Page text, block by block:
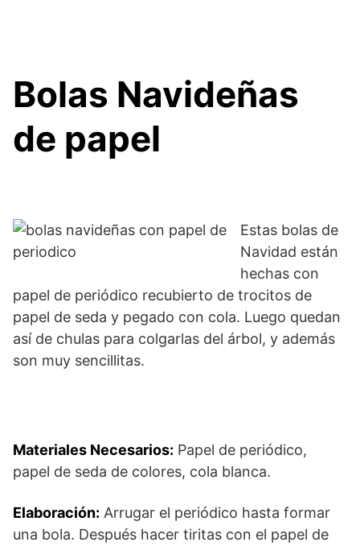
Bolas Navideñas
de papel
Estas bolas de
Navidad están
hechas con
papel de periódico recubierto de trocitos de
papel de seda y pegado con cola. Luego quedan
así de chulas para colgarlas del árbol, y además
son muy sencillitas.
Materiales Necesarios: Papel de periódico,
papel de seda de colores, cola blanca.
Elaboración: Arrugar el periódico hasta formar
una bola. Después hacer tiritas con el papel de